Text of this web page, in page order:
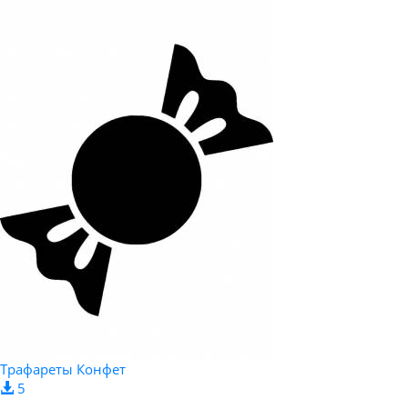
Трафареты Конфет
5